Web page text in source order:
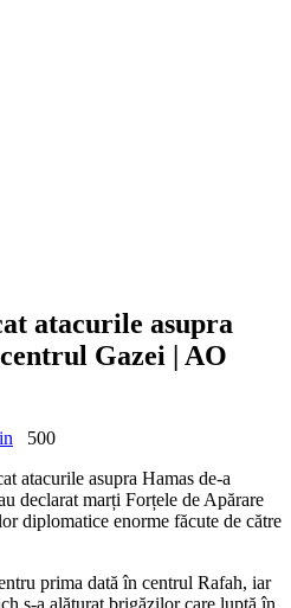
atacurile asupra
Gazei | AO
500
atacurile asupra Hamas de-a
declarat marți Forțele de Apărare
diplomatice enorme făcute de către
prima dată în centrul Rafah, iar
s-a alăturat brigăzilor care luptă în